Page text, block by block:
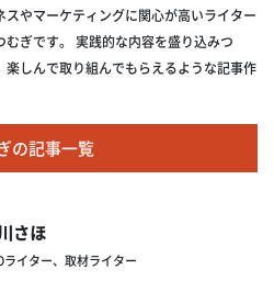
スやマーケティングに関心が高いライター
むぎです。 実践的な内容を盛り込みつ
楽しんで取り組んでもらえるような記事作
の記事一覧
さほ
ライター、取材ライター